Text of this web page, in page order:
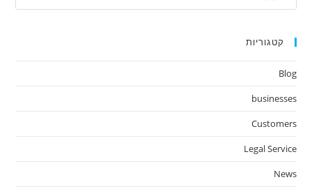
קטגוריות
Blog
businesses
Customers
Legal Service
News